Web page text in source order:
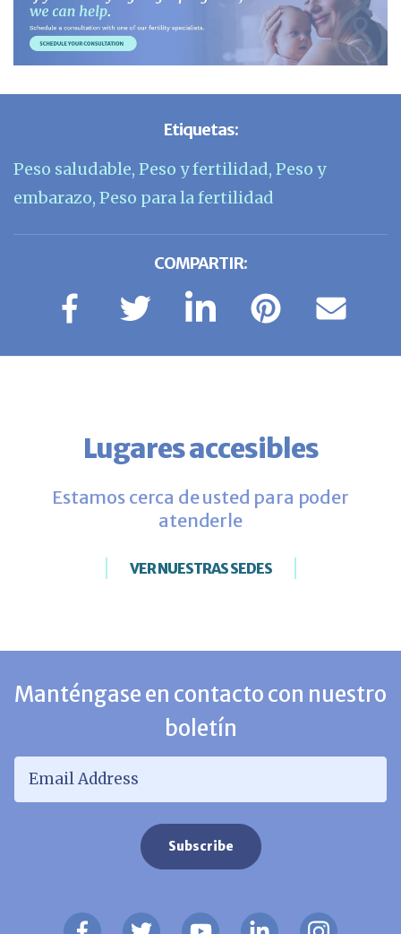
Etiquetas:
Peso saludable, Peso y fertilidad, Peso y
embarazo, Peso para la fertilidad
COMPARTIR:
Lugares accesibles
Estamos cerca de usted para poder
atenderle
VER NUESTRAS SEDES
Manténgase en contacto con nuestro
boletín
Email Address